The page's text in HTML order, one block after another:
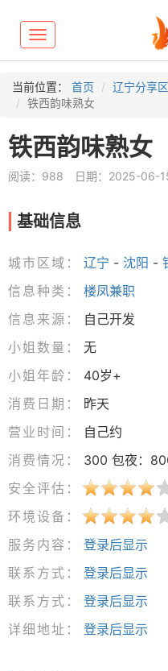
Toggle
navigation
当前位置： 首页 辽宁分享区
铁西韵味熟女
铁西韵味熟女
阅读：988 日期：2025-06-
基础信息
城市区域： 辽宁 - 沈阳 -
信息种类：
楼凤兼职
信息来源：
自己开发
小姐数量：
无
小姐年龄：
40岁+
消费日期：
昨天
营业时间：
自己约
消费情况：
300 包夜：
安全评估：
环境设备：
服务内容：
登录后显示
联系方式：
登录后显示
联系方式：
登录后显示
详细地址：
登录后显示